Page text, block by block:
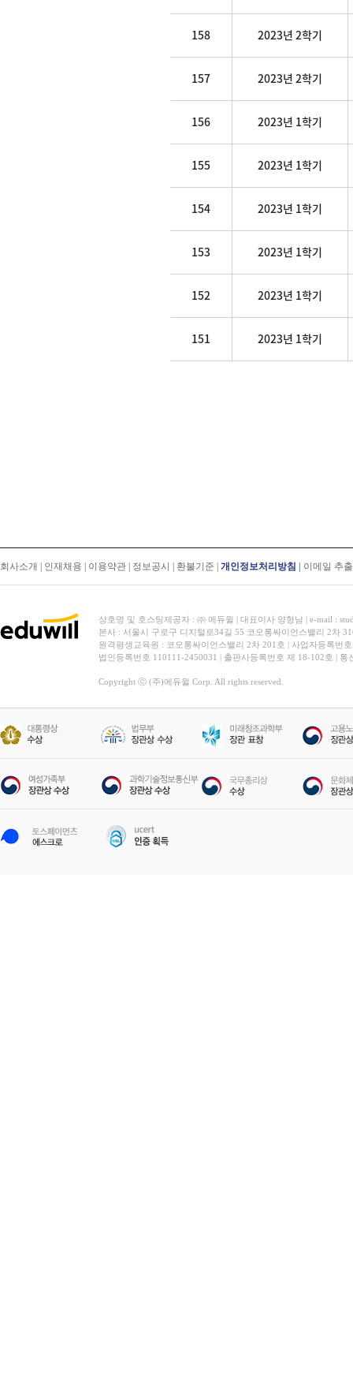
158 2023년 2학기
157 2023년 2학기
156 2023년 1학기
155 2023년 1학기
154 2023년 1학기
153 2023년 1학기
152 2023년 1학기
151 2023년 1학기
회사소개 인재채용 이용약관 정보공시 환불기준 개인정보처리방침 이메일 추
상호명 및 호스팅제공자 : ㈜ 에듀윌 | 대표이사 양형남 | e-mail :
본사 : 서울시 구로구 디지털로34길 55 코오롱싸이언스밸리 2차
원격평생교육원 : 코오롱싸이언스밸리 2차 201호 | 사업자등록번
법인등록번호 110111-2450031 | 출판사등록번호 제 18-102호 |
Copyright ⓒ (주)에듀윌 Corp. All rights reserved.